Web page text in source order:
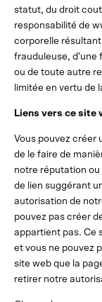
statut, du droit
responsabilité de
corporelle
frauduleuse, d'une
ou de toute autre
limitée en vertu de
Liens vers ce site
Vous pouvez créer
de le faire de
notre réputation ou
de lien suggérant
autorisation de
pouvez pas créer
appartient pas. Ce
et vous ne pouvez
site web que la
retirer notre